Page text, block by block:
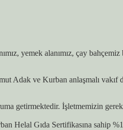
yemek alanımız, çay
Adak ve Kurban anlaşmalı vakıf
getirmektedir. İşletmemizin
Helal Gıda Sertifikasına sahip